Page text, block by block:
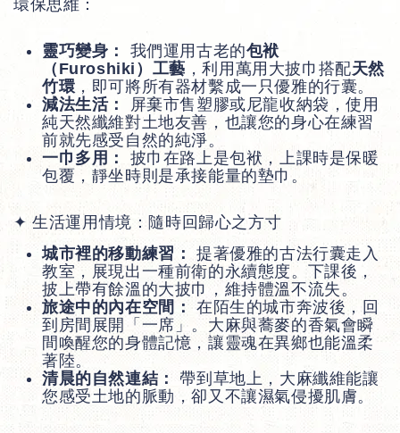
環保思維：
靈巧變身： 我們運用古老的包袱
（Furoshiki）工藝 ，利用萬用大披巾搭配天然
竹環 ，即可將所有器材繫成一只優雅的行囊。
減法生活：
屏棄市售塑膠或尼龍收納袋，使用
純天然纖維對土地友善，也讓您的身心在練習
前就先感受自然的純淨。
一巾多用：
披巾在路上是包袱，上課時是保暖
包覆，靜坐時則是承接能量的墊巾。
✦ 生活運用情境：隨時回歸心之方寸
城市裡的移動練習：
提著優雅的古法行囊走入
教室，展現出一種前衛的永續態度。下課後，
披上帶有餘溫的大披巾，維持體溫不流失。
旅途中的內在空間：
在陌生的城市奔波後，回
到房間展開「一席」。大麻與蕎麥的香氣會瞬
間喚醒您的身體記憶，讓靈魂在異鄉也能溫柔
著陸。
清晨的自然連結：
帶到草地上，大麻纖維能讓
您感受土地的脈動，卻又不讓濕氣侵擾肌膚。